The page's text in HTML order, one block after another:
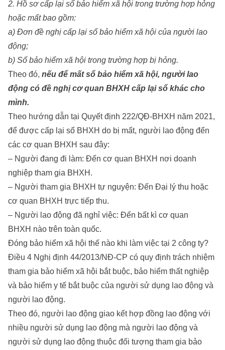
2. Hồ sơ cấp lại sổ bảo hiểm xã hội trong trường hợp hỏng
hoặc mất bao gồm:
a) Đơn đề nghị cấp lại sổ bảo hiểm xã hội của người lao
động;
b) Sổ bảo hiểm xã hội trong trường hợp bị hỏng.
Theo đó, nếu để mất sổ bảo hiểm xã hội, người lao
động có đề nghị cơ quan BHXH cấp lại sổ khác cho
mình.
Theo hướng dẫn tại Quyết định 222/QĐ-BHXH năm 2021,
để được cấp lại sổ BHXH do bị mất, người lao động đến
các cơ quan BHXH sau đây:
– Người đang đi làm: Đến cơ quan BHXH nơi doanh
nghiệp tham gia BHXH.
– Người tham gia BHXH tự nguyện: Đến Đại lý thu hoặc
cơ quan BHXH trực tiếp thu.
– Người lao động đã nghỉ việc: Đến bất kì cơ quan
BHXH nào trên toàn quốc.
Đóng bảo hiểm xã hội thế nào khi làm việc tại 2 công ty?
Điều 4 Nghị định 44/2013/NĐ-CP có quy định trách nhiệm
tham gia bảo hiểm xã hội bắt buộc, bảo hiểm thất nghiệp
và bảo hiểm y tế bắt buộc của người sử dụng lao động và
người lao động.
Theo đó, người lao động giao kết hợp đồng lao động với
nhiều người sử dụng lao động mà người lao động và
người sử dụng lao động thuộc đối tượng tham gia bảo